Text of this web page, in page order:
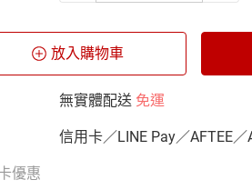
放入購物車
無實體配送 免運
信用卡／LINE Pay／AFTEE／
優惠